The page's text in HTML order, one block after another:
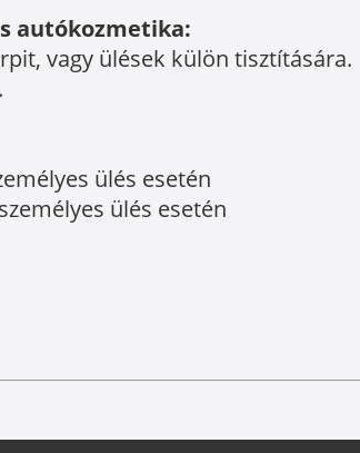
autókozmetika:
vagy ülések külön tisztítására.
ülés esetén
ülés esetén